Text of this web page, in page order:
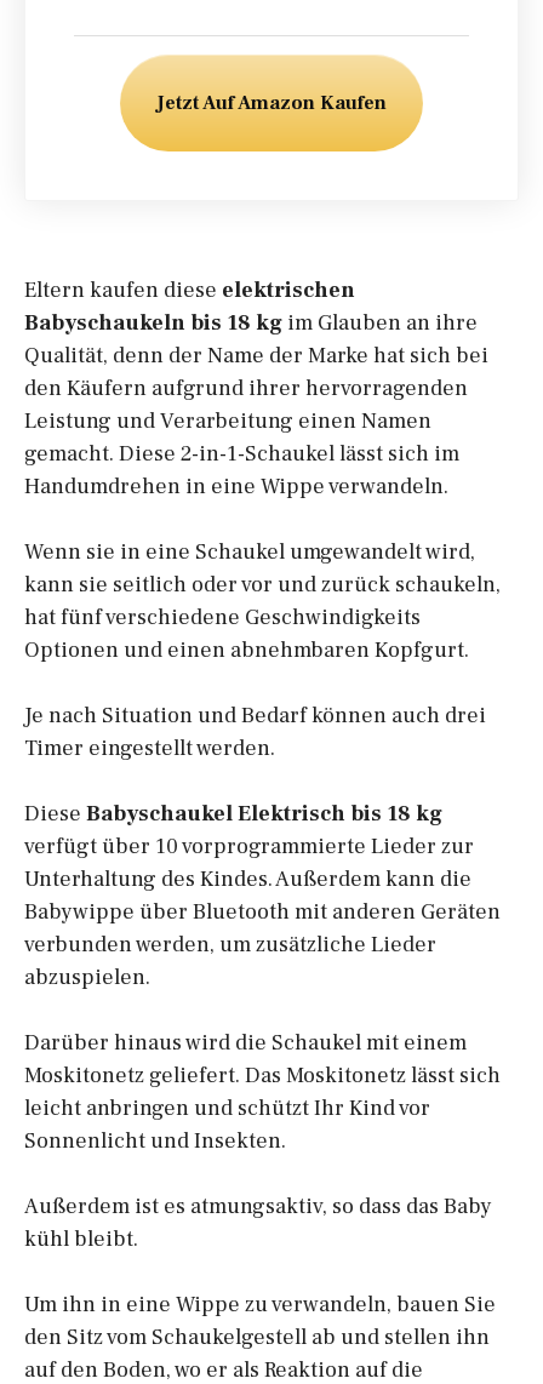
Jetzt Auf Amazon Kaufen
Eltern kaufen diese elektrischen
Babyschaukeln bis 18 kg im Glauben an ihre
Qualität, denn der Name der Marke hat sich bei
den Käufern aufgrund ihrer hervorragenden
Leistung und Verarbeitung einen Namen
gemacht. Diese 2-in-1-Schaukel lässt sich im
Handumdrehen in eine Wippe verwandeln.
Wenn sie in eine Schaukel umgewandelt wird,
kann sie seitlich oder vor und zurück schaukeln,
hat fünf verschiedene Geschwindigkeits
Optionen und einen abnehmbaren Kopfgurt.
Je nach Situation und Bedarf können auch drei
Timer eingestellt werden.
Diese Babyschaukel Elektrisch bis 18 kg
verfügt über 10 vorprogrammierte Lieder zur
Unterhaltung des Kindes. Außerdem kann die
Babywippe über Bluetooth mit anderen Geräten
verbunden werden, um zusätzliche Lieder
abzuspielen.
Darüber hinaus wird die Schaukel mit einem
Moskitonetz geliefert. Das Moskitonetz lässt sich
leicht anbringen und schützt Ihr Kind vor
Sonnenlicht und Insekten.
Außerdem ist es atmungsaktiv, so dass das Baby
kühl bleibt.
Um ihn in eine Wippe zu verwandeln, bauen Sie
den Sitz vom Schaukelgestell ab und stellen ihn
auf den Boden, wo er als Reaktion auf die